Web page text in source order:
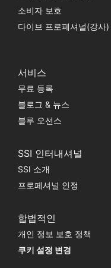
소비자 보호
다이브 프로페셔널(강사)
서비스
무료 등록
블로그 & 뉴스
블루 오션스
SSI 인터내셔널
SSI 소개
프로페셔널 인정
합법적인
개인 정보 보호 정책
쿠키 설정 변경